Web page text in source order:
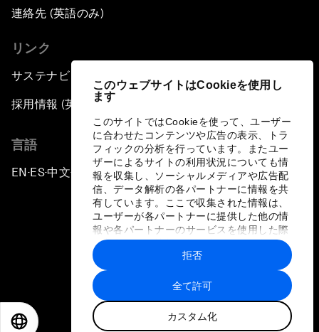
このウェブサイトはCookieを使用し
ます
このサイトではCookieを使って、ユーザー
に合わせたコンテンツや広告の表示、トラ
フィックの分析を行っています。またユー
ザーによるサイトの利用状況についても情
報を収集し、ソーシャルメディアや広告配
信、データ解析の各パートナーに情報を共
有しています。ここで収集された情報は、
ユーザーが各パートナーに提供した他の情
報や各パートナーのサービスを使用した際
に収集された情報と組み合わされ、各パー
トナーによって使用されることがありま
す。
全て許可
カスタム化
拒否
連絡先 (英語のみ)
リンク
サステナビリティへの取り組み
採用情報 (英語のみ)
言語
EN ▪ES▪中文▪ 日本語
プライバシーポリシーと利用規約
サイトマップ
©
世界経済フォーラム